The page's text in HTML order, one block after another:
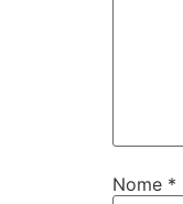
Nome *